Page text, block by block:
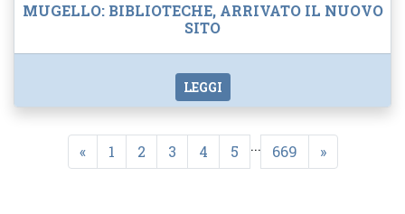
MUGELLO: BIBLIOTECHE, ARRIVATO IL NUOVO
SITO
LEGGI
« 1 2 3 4 5 ... 669 »